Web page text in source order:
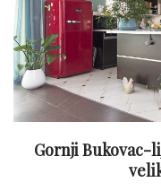
Gornji Bukovac-